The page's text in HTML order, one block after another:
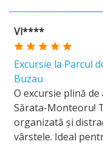
Vl****
Excursie la Parcul
Buzau
O excursie plină
Sărata-Monteoru!
organizată și
vârstele. Ideal